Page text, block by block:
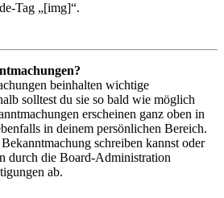
Tag „[img]“.
beinhalten wichtige
solltest du sie so bald wie möglich
erscheinen ganz oben in
in deinem persönlichen Bereich.
schreiben kannst oder
durch die Board-Administration
ab.